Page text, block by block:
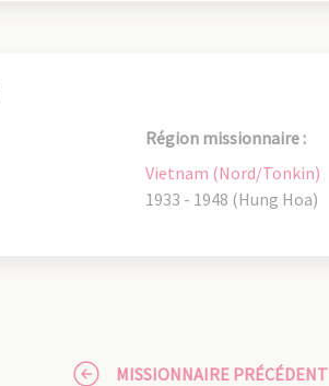
Région missionnaire :
Vietnam (Nord/Tonkin)
1933 - 1948 (Hung Hoa)
MISSIONNAIRE PRÉCÉDENT